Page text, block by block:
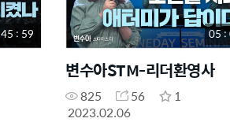
45 : 59 05 :
변수아STM-리더환영사
825 56
1
2023.02.06